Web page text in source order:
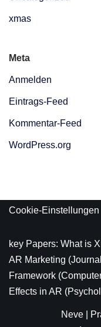
xmas
Meta
Anmelden
Eintrags-Feed
Kommentar-Feed
WordPress.org
Cookie-Einstellungen
key Papers: What is
AR Marketing
Framework
Effects in AR
Neve |